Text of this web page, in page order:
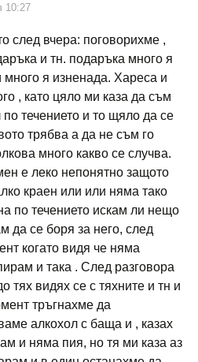
10:27
след вчера: поговорихме ,
и тн. подаръка много я
много я изненада. Хареса и
, като цяло ми каза да съм
по течението и то щяло да се
трябва а да не съм го
много какво се случва.
е леко непонятно защото
краен или или няма тако
по течението искам ли нещо
да се боря за него, след
когато видя че няма
и така . След разговора
тях видях се с тяхните и тн и
тръгнахме да
алкохол с баща и , казах
и няма пия, но тя ми каза аз